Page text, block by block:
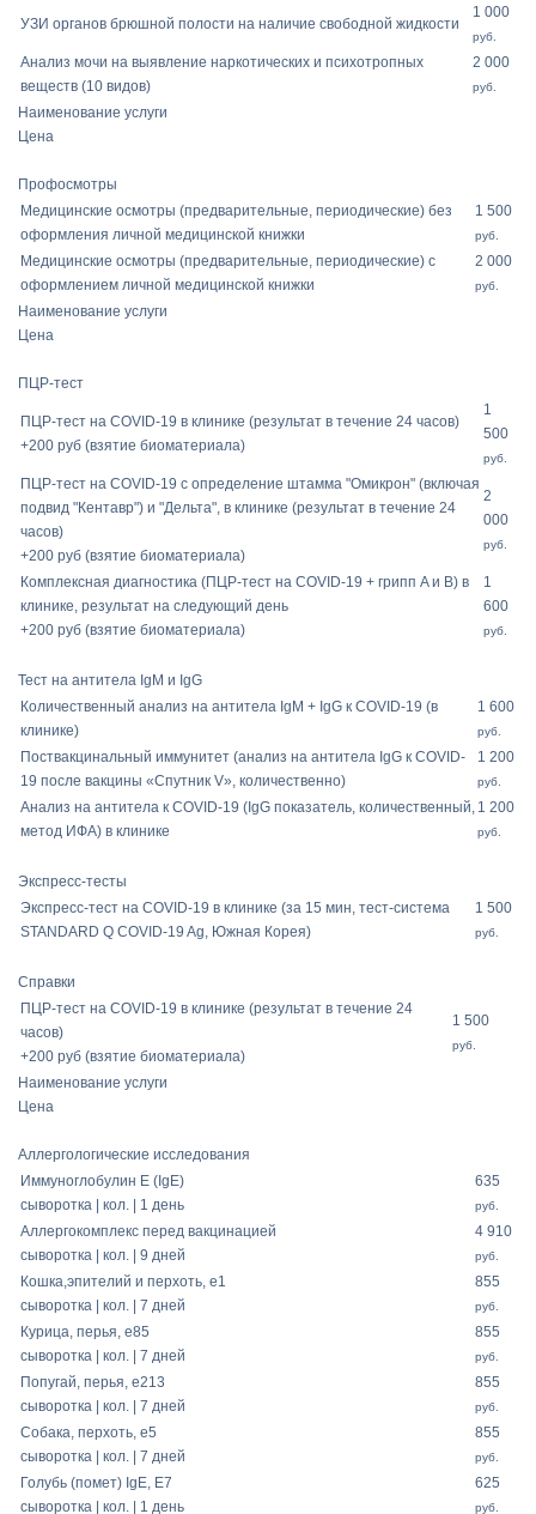
УЗИ органов брюшной полости на наличие свободной жидкости
1 000
руб.
Анализ мочи на выявление наркотических и психотропных
веществ (10 видов)
2 000
руб.
Наименование услуги
Цена
Профосмотры
Медицинские осмотры (предварительные, периодические) без
оформления личной медицинской книжки
1 500
руб.
Медицинские осмотры (предварительные, периодические) с
оформлением личной медицинской книжки
2 000
руб.
Наименование услуги
Цена
ПЦР-тест
ПЦР-тест на COVID-19 в клинике (результат в течение 24 часов)
+200 руб (взятие биоматериала)
1
500
руб.
ПЦР-тест на COVID-19 с определение штамма "Омикрон" (включая
подвид "Кентавр") и "Дельта", в клинике (результат в течение 24
часов)
+200 руб (взятие биоматериала)
2
000
руб.
Комплексная диагностика (ПЦР-тест на COVID-19 + грипп A и B) в
клинике, результат на следующий день
+200 руб (взятие биоматериала)
1
600
руб.
Тест на антитела IgM и IgG
Количественный анализ на антитела IgM + IgG к COVID-19 (в
клинике)
1 600
руб.
Поствакцинальный иммунитет (анализ на антитела IgG к COVID-
19 после вакцины «Спутник V», количественно)
1 200
руб.
Анализ на антитела к COVID-19 (IgG показатель, количественный,
метод ИФА) в клинике
1 200
руб.
Экспресс-тесты
Экспресс-тест на COVID-19 в клинике (за 15 мин, тест-система
STANDARD Q COVID-19 Ag, Южная Корея)
1 500
руб.
Справки
ПЦР-тест на COVID-19 в клинике (результат в течение 24
часов)
+200 руб (взятие биоматериала)
1 500
руб.
Наименование услуги
Цена
Аллергологические исследования
Иммуноглобулин Е (IgE)
сыворотка | кол. | 1 день
635
руб.
Аллергокомплекс перед вакцинацией
сыворотка | кол. | 9 дней
4 910
руб.
Кошка,эпителий и перхоть, e1
сыворотка | кол. | 7 дней
855
руб.
Курица, перья, e85
сыворотка | кол. | 7 дней
855
руб.
Попугай, перья, e213
сыворотка | кол. | 7 дней
855
руб.
Собака, перхоть, e5
сыворотка | кол. | 7 дней
855
руб.
Голубь (помет) IgE, E7
сыворотка | кол. | 1 день
625
руб.